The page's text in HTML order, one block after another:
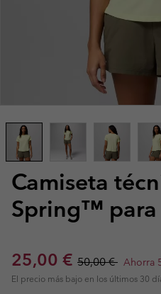
Camiseta
Spring™ para
Sale price:
25,00 € Regular price:
50,00 € Ahorra
El precio más bajo en los últimos 30